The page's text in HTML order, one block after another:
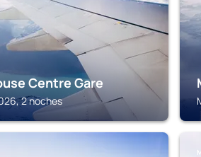
Centre Gare
2 noches